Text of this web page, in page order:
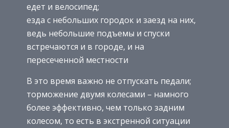
едет и велосипед;
езда с небольших городок и заезд на них,
ведь небольшие подъемы и спуски
встречаются и в городе, и на
пересеченной местности
В это время важно не отпускать педали;
торможение двумя колесами – намного
более эффективно, чем только задним
колесом, то есть в экстренной ситуации